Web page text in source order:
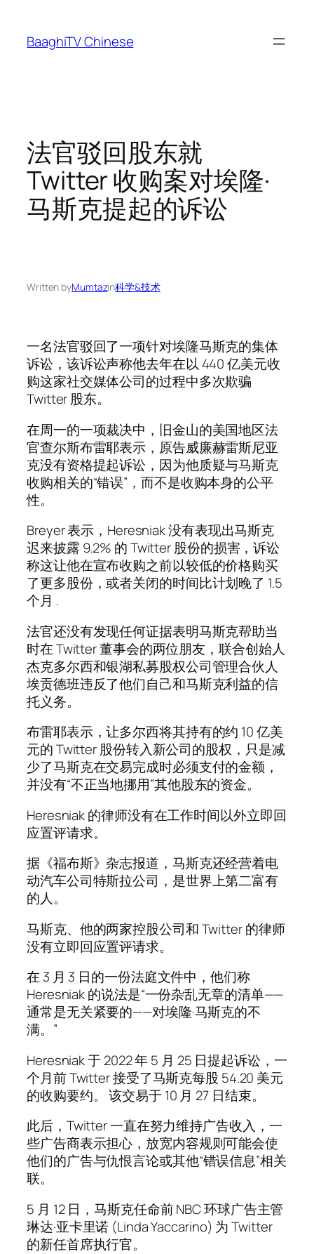
content
BaaghiTV Chinese
法官驳回股东就
Twitter 收购案对埃隆·
马斯克提起的诉讼
Written byMumtazin科学&技术
一名法官驳回了一项针对埃隆马斯克的集体
诉讼，该诉讼声称他去年在以 440 亿美元收
购这家社交媒体公司的过程中多次欺骗
Twitter 股东。
在周一的一项裁决中，旧金山的美国地区法
官查尔斯布雷耶表示，原告威廉赫雷斯尼亚
克没有资格提起诉讼，因为他质疑与马斯克
收购相关的“错误”，而不是收购本身的公平
性。
Breyer 表示，Heresniak 没有表现出马斯克
迟来披露 9.2% 的 Twitter 股份的损害，诉讼
称这让他在宣布收购之前以较低的价格购买
了更多股份，或者关闭的时间比计划晚了 1.5
个月 .
法官还没有发现任何证据表明马斯克帮助当
时在 Twitter 董事会的两位朋友，联合创始人
杰克多尔西和银湖私募股权公司管理合伙人
埃贡德班违反了他们自己和马斯克利益的信
托义务。
布雷耶表示，让多尔西将其持有的约 10 亿美
元的 Twitter 股份转入新公司的股权，只是减
少了马斯克在交易完成时必须支付的金额，
并没有“不正当地挪用”其他股东的资金。
Heresniak 的律师没有在工作时间以外立即回
应置评请求。
据《福布斯》杂志报道，马斯克还经营着电
动汽车公司特斯拉公司，是世界上第二富有
的人。
马斯克、他的两家控股公司和 Twitter 的律师
没有立即回应置评请求。
在 3 月 3 日的一份法庭文件中，他们称
Heresniak 的说法是“一份杂乱无章的清单——
通常是无关紧要的——对埃隆·马斯克的不
满。”
Heresniak 于 2022 年 5 月 25 日提起诉讼，一
个月前 Twitter 接受了马斯克每股 54.20 美元
的收购要约。 该交易于 10 月 27 日结束。
此后，Twitter 一直在努力维持广告收入，一
些广告商表示担心，放宽内容规则可能会使
他们的广告与仇恨言论或其他“错误信息”相关
联。
5 月 12 日，马斯克任命前 NBC 环球广告主管
琳达·亚卡里诺 (Linda Yaccarino) 为 Twitter
的新任首席执行官。